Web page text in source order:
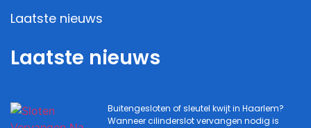
Laatste nieuws
Laatste nieuws
Buitengesloten of sleutel kwijt in Haarlem?
Wanneer cilinderslot vervangen nodig is